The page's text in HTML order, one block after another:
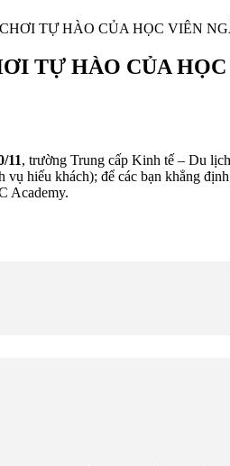
TỰ HÀO CỦA HỌC VIÊN
TỰ HÀO CỦA
11, trường Trung cấp Kinh tế – Du
hiếu khách); để các bạn khẳng
Academy.